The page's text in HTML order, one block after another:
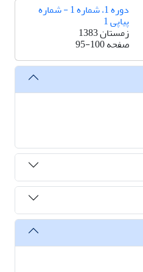
دوره 1، شماره 1 - شماره
پیاپی 1
زمستان 1383
صفحه95-100